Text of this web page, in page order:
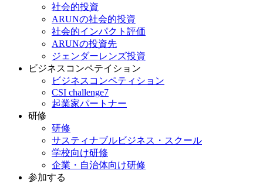
社会的投資
ARUNの社会的投資
社会的インパクト評価
ARUNの投資先
ジェンダーレンズ投資
ビジネスコンペテイション
ビジネスコンペティション
CSI challenge7
起業家パートナー
研修
研修
サスティナブルビジネス・スクール
学校向け研修
企業・自治体向け研修
参加する